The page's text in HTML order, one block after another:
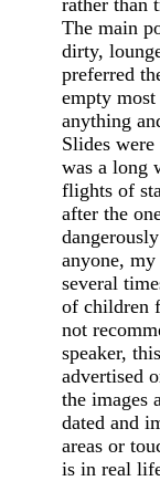
The main
dirty,
preferred
empty
anything
Slides
was a long
flights of
after the
anyone,
several
of children
not
speaker,
advertised
the images
dated and
areas or
is in real